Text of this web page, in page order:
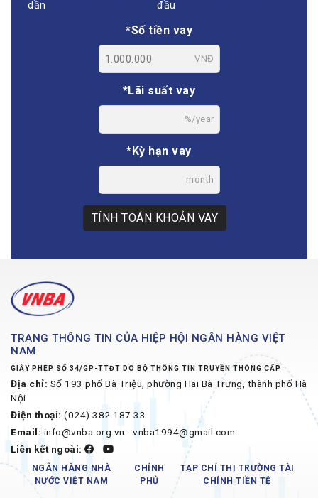
dần
đầu
*Số tiền vay
VNĐ
*Lãi suất vay
%/year
*Kỳ hạn vay
month
TÍNH TOÁN KHOẢN VAY
TRANG THÔNG TIN CỦA HIỆP HỘI NGÂN HÀNG VIỆT
NAM
GIẤY PHÉP SỐ 34/GP-TTĐT DO BỘ THÔNG TIN TRUYỀN THÔNG CẤP
Địa chỉ: Số 193 phố Bà Triệu, phường Hai Bà Trưng, thành phố Hà
Nội
Điện thoại: (024) 382 187 33
Email: info@vnba.org.vn - vnba1994@gmail.com
Liên kết ngoài:
NGÂN HÀNG NHÀ
NƯỚC VIỆT NAM
CHÍNH
PHỦ
TẠP CHÍ THỊ TRƯỜNG TÀI
CHÍNH TIỀN TỆ